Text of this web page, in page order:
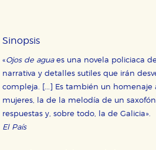
Sinopsis
«Ojos de aguaes una novela policiaca
narrativa y detalles sutiles que irán
compleja. [...] Es también un homenaje
mujeres, la de la melodía de un
respuestas y, sobre todo, la de Galicia».
El País